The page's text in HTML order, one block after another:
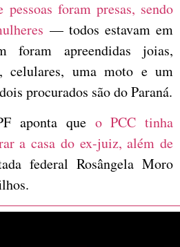
foram presas, sendo
— todos estavam em
foram apreendidas joias,
celulares, uma moto e um
procurados são do Paraná.
aponta que o PCC tinha
a casa do ex-juiz, além de
federal Rosângela Moro